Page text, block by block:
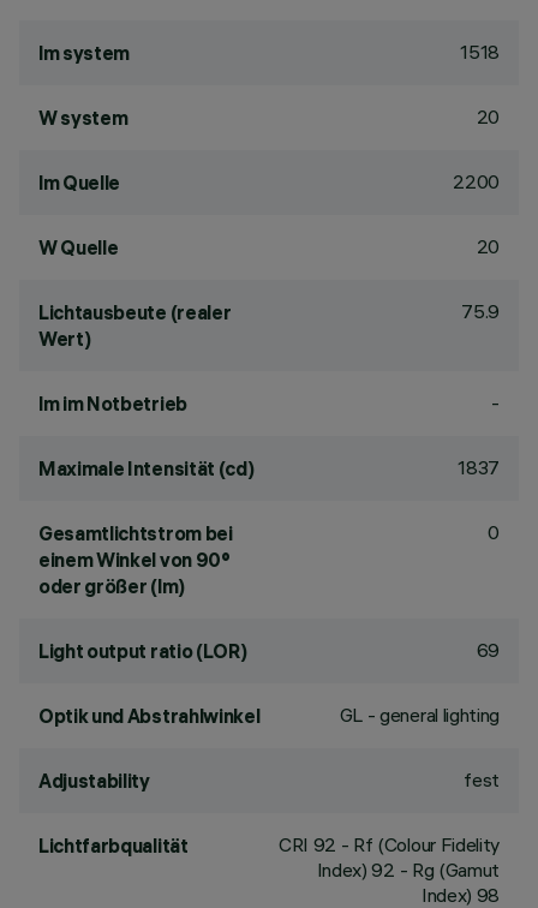
lm system 1518
W system 20
lm Quelle 2200
W Quelle 20
Lichtausbeute (realer
Wert)
75.9
lm im Notbetrieb -
Maximale Intensität (cd) 1837
Gesamtlichtstrom bei
einem Winkel von 90°
oder größer (lm)
0
Light output ratio (LOR) 69
Optik und Abstrahlwinkel GL - general lighting
Adjustability fest
Lichtfarbqualität CRI 92 - Rf (Colour Fidelity
Index) 92 - Rg (Gamut
Index) 98